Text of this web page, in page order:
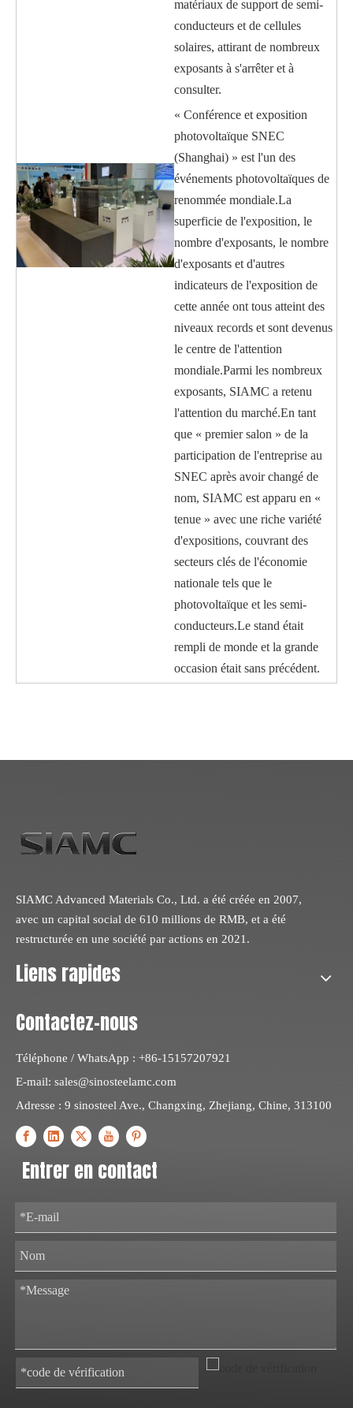
matériaux de support de semi-
conducteurs et de cellules
solaires, attirant de nombreux
exposants à s'arrêter et à
consulter.
« Conférence et exposition
photovoltaïque SNEC
(Shanghai) » est l'un des
événements photovoltaïques de
renommée mondiale.La
superficie de l'exposition, le
nombre d'exposants, le nombre
d'exposants et d'autres
indicateurs de l'exposition de
cette année ont tous atteint des
niveaux records et sont devenus
le centre de l'attention
mondiale.Parmi les nombreux
exposants, SIAMC a retenu
l'attention du marché.En tant
que « premier salon » de la
participation de l'entreprise au
SNEC après avoir changé de
nom, SIAMC est apparu en «
tenue » avec une riche variété
d'expositions, couvrant des
secteurs clés de l'économie
nationale tels que le
photovoltaïque et les semi-
conducteurs.Le stand était
rempli de monde et la grande
occasion était sans précédent.
SIAMC Advanced Materials Co., Ltd. a été créée en 2007,
avec un capital social de 610 millions de RMB, et a été
restructurée en une société par actions en 2021.
Liens rapides
Contactez-nous
Téléphone / WhatsApp : +86-15157207921
E-mail: sales@sinosteelamc.com
Adresse : 9 sinosteel Ave., Changxing, Zhejiang, Chine, 313100
Entrer en contact